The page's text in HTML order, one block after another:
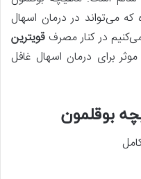
که می‌تواند در درمان اسهال
در کنار مصرفقویترین
برای درمان اسهال غافل
بوقلمون